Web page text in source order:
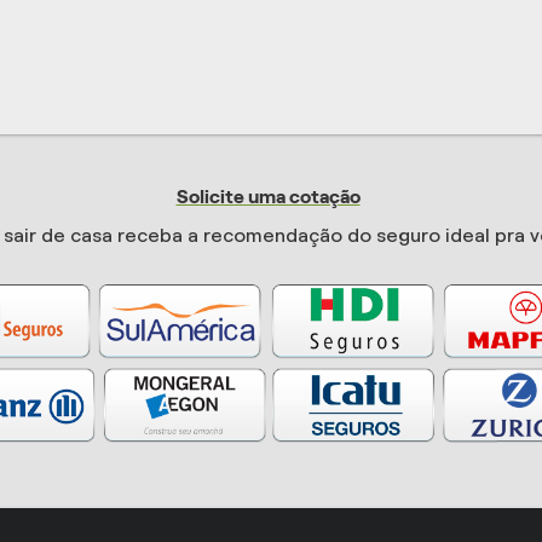
Solicite uma cotação
sair de casa receba a recomendação do seguro ideal pra